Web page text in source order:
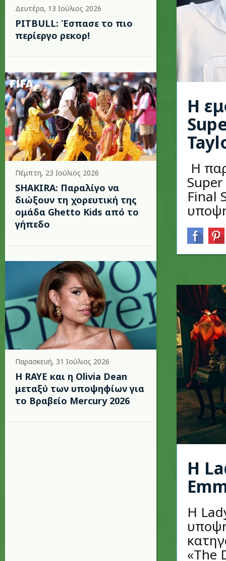
Δευτέρα, 13 Ιούλιος 2026
PITBULL: Έσπασε το πιο
περίεργο ρεκορ!
Πέμπτη, 23 Ιούλιος 2026
SHAKIRA: Παραλίγο να
διώξουν τη χορευτική της
ομάδα Ghetto Kids από το
γήπεδο
Παρασκευή, 31 Ιούλιος 2026
Η RAYE και η Olivia Dean
μεταξύ των υποψηφίων για
το Βραβείο Mercury 2026
Η
Η
Super
Final
Η
Η
«The